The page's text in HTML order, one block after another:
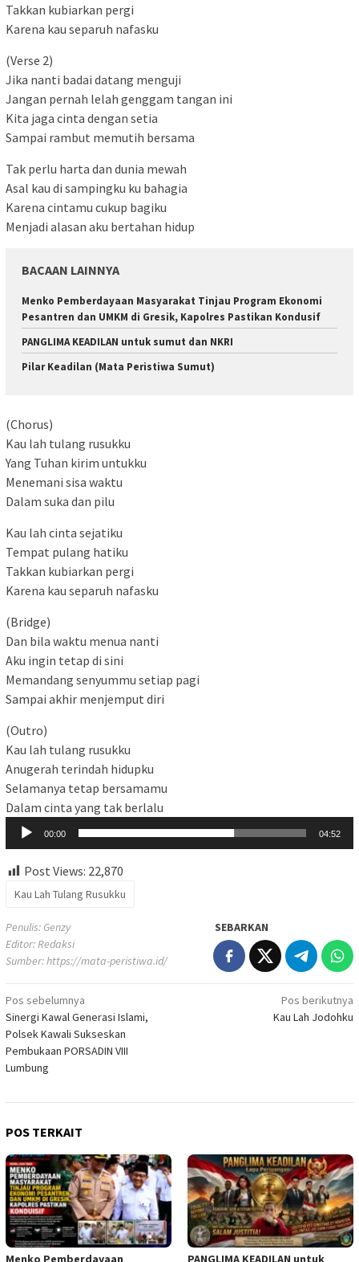
Takkan kubiarkan pergi
Karena kau separuh nafasku
(Verse 2)
Jika nanti badai datang menguji
Jangan pernah lelah genggam tangan ini
Kita jaga cinta dengan setia
Sampai rambut memutih bersama
Tak perlu harta dan dunia mewah
Asal kau di sampingku ku bahagia
Karena cintamu cukup bagiku
Menjadi alasan aku bertahan hidup
BACAAN LAINNYA
Menko Pemberdayaan Masyarakat Tinjau Program Ekonomi
Pesantren dan UMKM di Gresik, Kapolres Pastikan Kondusif
PANGLIMA KEADILAN untuk sumut dan NKRI
Pilar Keadilan (Mata Peristiwa Sumut)
(Chorus)
Kau lah tulang rusukku
Yang Tuhan kirim untukku
Menemani sisa waktu
Dalam suka dan pilu
Kau lah cinta sejatiku
Tempat pulang hatiku
Takkan kubiarkan pergi
Karena kau separuh nafasku
(Bridge)
Dan bila waktu menua nanti
Aku ingin tetap di sini
Memandang senyummu setiap pagi
Sampai akhir menjemput diri
(Outro)
Kau lah tulang rusukku
Anugerah terindah hidupku
Selamanya tetap bersamamu
Dalam cinta yang tak berlalu
Audio
00:00 04:52
Post Views: 22,870
Kau Lah Tulang Rusukku
Penulis: Genzy
Editor: Redaksi
Sumber:https://mata-peristiwa.id/
SEBARKAN
Navigasi
pos
Pos sebelumnya
Sinergi Kawal Generasi Islami,
Polsek Kawali Sukseskan
Pembukaan PORSADIN VIII
Lumbung
Pos berikutnya
Kau Lah Jodohku
POS TERKAIT
Menko Pemberdayaan
PANGLIMA KEADILAN untuk